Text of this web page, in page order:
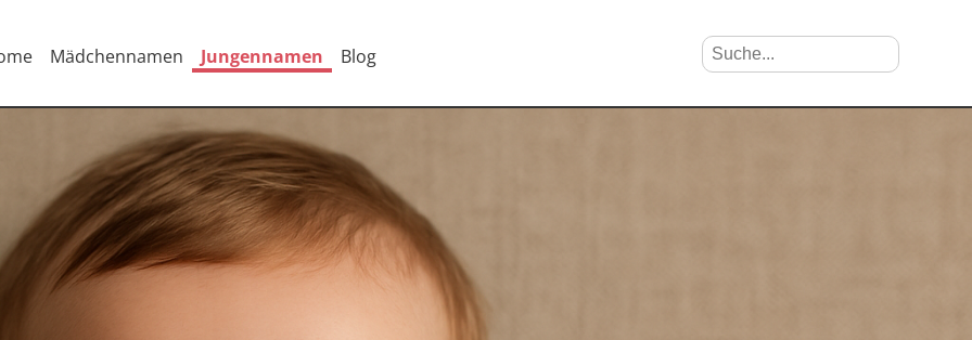
Mädchennamen Jungennamen Blog Suche nach Vornamen Search